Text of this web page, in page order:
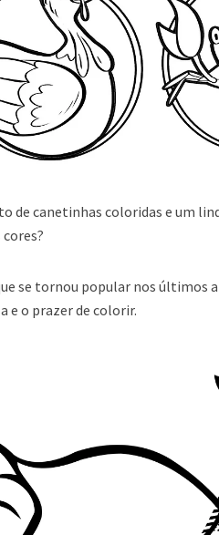
de canetinhas coloridas e um
se tornou popular nos últimos
e o prazer de colorir.